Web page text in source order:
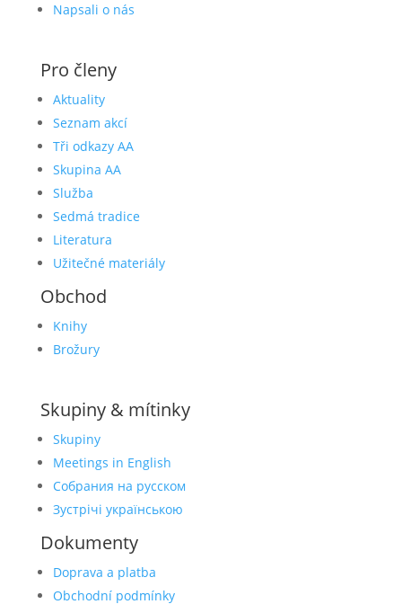
Napsali o nás
Pro členy
Aktuality
Seznam akcí
Tři odkazy AA
Skupina AA
Služba
Sedmá tradice
Literatura
Užitečné materiály
Obchod
Knihy
Brožury
Skupiny & mítinky
Skupiny
Meetings in English
Собрания на русском
Зустрічі українською
Dokumenty
Doprava a platba
Obchodní podmínky